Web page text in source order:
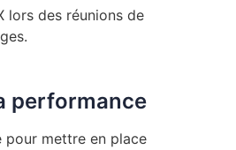
lors des réunions de
performance
pour mettre en place